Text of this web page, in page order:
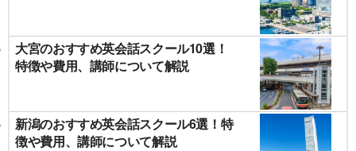
大宮のおすすめ英会話スクール10選！
特徴や費用、講師について解説
新潟のおすすめ英会話スクール6選！特
徴や費用、講師について解説